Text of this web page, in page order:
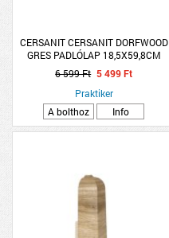
CERSANIT CERSANIT DORFWOOD
GRES PADLÓLAP 18,5X59,8CM
1M2/CSOMAG FAMINTÁS BÉZS PEI3
R10 FAGYÁLLÓ
6 599 Ft 5 499 Ft
Praktiker
A bolthoz
Info